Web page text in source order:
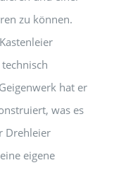
zu können.
hat er
was es
Drehleier
eigene